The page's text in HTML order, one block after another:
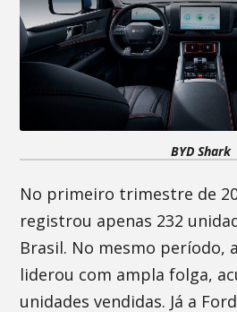
BYD Shark
No primeiro trimestre de
registrou apenas 232
Brasil. No mesmo período,
liderou com ampla folga,
unidades vendidas. Já a